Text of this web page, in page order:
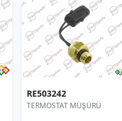
RE503242
TERMOSTAT MÜŞÜRÜ